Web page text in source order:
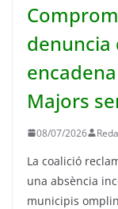
denuncia
Majors
08/07/2026
La coalició
una absència
municipis